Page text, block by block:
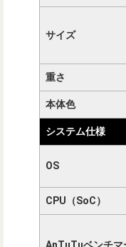
サイズ
重さ
本体色
システム仕様
OS
CPU（SoC）